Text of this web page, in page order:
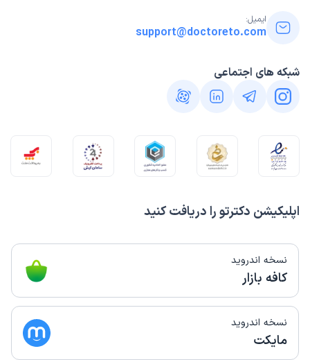
اپلیکیشن دکترتو را دریافت کنید
نسخه اندروید
کافه بازار
نسخه اندروید
مایکت
ایمیل:
support@doctoreto.com
شبکه های اجتماعی